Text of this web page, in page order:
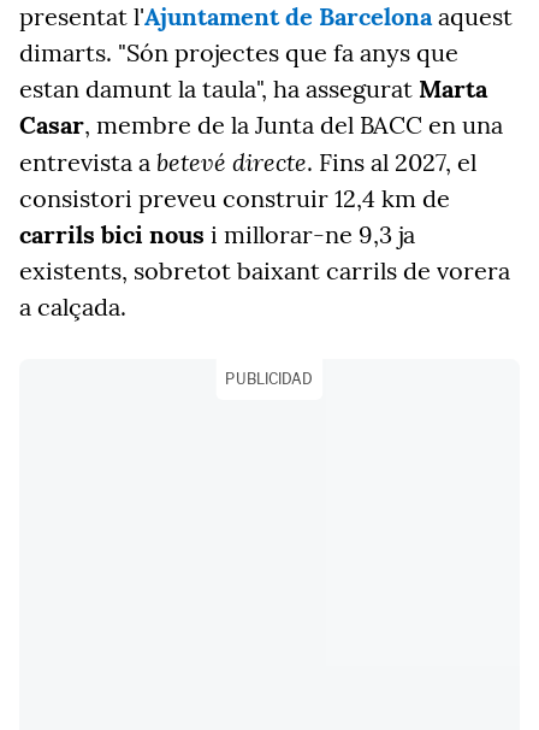
presentat l'Ajuntament de Barcelonaaquest
dimarts. "Són projectes que fa anys que
estan damunt la taula", ha assegurat Marta
Casar, membre de la Junta del BACC en una
entrevista a betevé directe. Fins al 2027, el
consistori preveu construir 12,4 km de
carrils bici nous i millorar-ne 9,3 ja
existents, sobretot baixant carrils de vorera
a calçada.
PUBLICIDAD